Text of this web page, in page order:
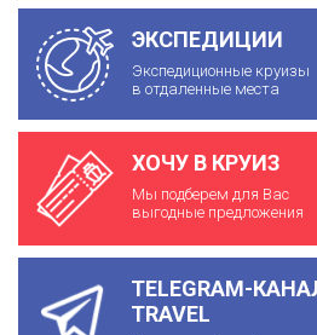
ЭКСПЕДИЦИИ
Экспедиционные круизы
в отдаленные места
ХОЧУ В КРУИЗ
Мы подберем для Вас
выгодные предложения
TELEGRAM-
TRAVEL